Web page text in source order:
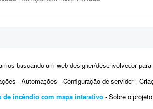
buscando um web designer/desenvolvedor para criar o novo site institucional da
- Automações - Configuração de servidor - Criação
de incêndio com mapa interativo - Sobre o projeto Busco um